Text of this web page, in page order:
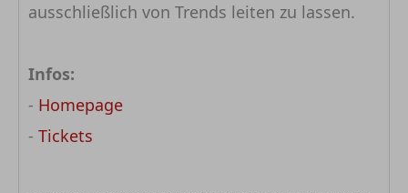
ausschließlich von Trends leiten zu lassen.
Infos:
- Homepage
- Tickets